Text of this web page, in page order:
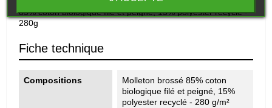
85% coton biologique filé et peigné, 15% polyester recyclé -
280g
Fiche technique
Compositions
Molleton brossé 85% coton
biologique filé et peigné, 15%
polyester recyclé - 280 g/m²